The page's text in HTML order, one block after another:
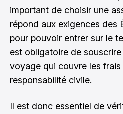
important de choisir une
répond aux exigences des
pour pouvoir entrer sur le
est obligatoire de
voyage qui couvre les frais
responsabilité civile.
Il est donc essentiel de